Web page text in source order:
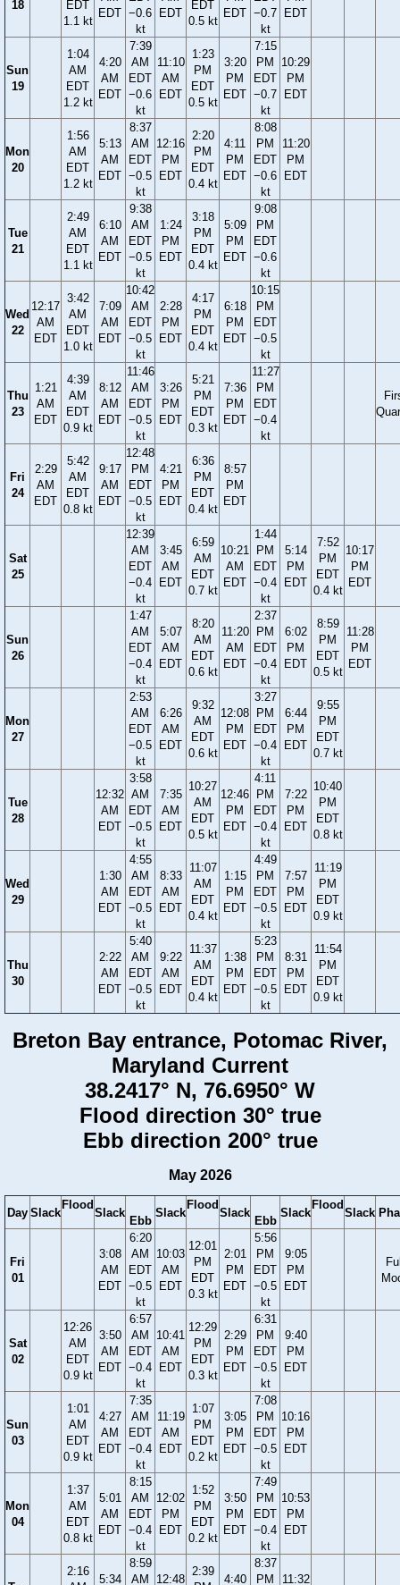
18
EDT
1.1 kt
EDT −0.6
kt
EDT
EDT
0.5 kt
EDT −0.7
kt
EDT
Sun
19
1:04
AM
EDT
1.2 kt
4:20
AM
EDT
7:39
AM
EDT
−0.6
kt
11:10
AM
EDT
1:23
PM
EDT
0.5 kt
3:20
PM
EDT
7:15
PM
EDT
−0.7
kt
10:29
PM
EDT
Mon
20
1:56
AM
EDT
1.2 kt
5:13
AM
EDT
8:37
AM
EDT
−0.5
kt
12:16
PM
EDT
2:20
PM
EDT
0.4 kt
4:11
PM
EDT
8:08
PM
EDT
−0.6
kt
11:20
PM
EDT
Tue
21
2:49
AM
EDT
1.1 kt
6:10
AM
EDT
9:38
AM
EDT
−0.5
kt
1:24
PM
EDT
3:18
PM
EDT
0.4 kt
5:09
PM
EDT
9:08
PM
EDT
−0.6
kt
Wed
22
12:17
AM
EDT
3:42
AM
EDT
1.0 kt
7:09
AM
EDT
10:42
AM
EDT
−0.5
kt
2:28
PM
EDT
4:17
PM
EDT
0.4 kt
6:18
PM
EDT
10:15
PM
EDT
−0.5
kt
Thu
23
1:21
AM
EDT
4:39
AM
EDT
0.9 kt
8:12
AM
EDT
11:46
AM
EDT
−0.5
kt
3:26
PM
EDT
5:21
PM
EDT
0.3 kt
7:36
PM
EDT
11:27
PM
EDT
−0.4
kt
Fri
24
2:29
AM
EDT
5:42
AM
EDT
0.8 kt
9:17
AM
EDT
12:48
PM
EDT
−0.5
kt
4:21
PM
EDT
6:36
PM
EDT
0.4 kt
8:57
PM
EDT
Sat
25
12:39
AM
EDT
−0.4
kt
3:45
AM
EDT
6:59
AM
EDT
0.7 kt
10:21
AM
EDT
1:44
PM
EDT
−0.4
kt
5:14
PM
EDT
7:52
PM
EDT
0.4 kt
10:17
PM
EDT
Sun
26
1:47
AM
EDT
−0.4
kt
5:07
AM
EDT
8:20
AM
EDT
0.6 kt
11:20
AM
EDT
2:37
PM
EDT
−0.4
kt
6:02
PM
EDT
8:59
PM
EDT
0.5 kt
11:28
PM
EDT
Mon
27
2:53
AM
EDT
−0.5
kt
6:26
AM
EDT
9:32
AM
EDT
0.6 kt
12:08
PM
EDT
3:27
PM
EDT
−0.4
kt
6:44
PM
EDT
9:55
PM
EDT
0.7 kt
Tue
28
12:32
AM
EDT
3:58
AM
EDT
−0.5
kt
7:35
AM
EDT
10:27
AM
EDT
0.5 kt
12:46
PM
EDT
4:11
PM
EDT
−0.4
kt
7:22
PM
EDT
10:40
PM
EDT
0.8 kt
Wed
29
1:30
AM
EDT
4:55
AM
EDT
−0.5
kt
8:33
AM
EDT
11:07
AM
EDT
0.4 kt
1:15
PM
EDT
4:49
PM
EDT
−0.5
kt
7:57
PM
EDT
11:19
PM
EDT
0.9 kt
Thu
30
2:22
AM
EDT
5:40
AM
EDT
−0.5
kt
9:22
AM
EDT
11:37
AM
EDT
0.4 kt
1:38
PM
EDT
5:23
PM
EDT
−0.5
kt
8:31
PM
EDT
11:54
PM
EDT
0.9 kt
Breton Bay entrance, Potomac River,
Maryland Current
38.2417° N, 76.6950° W
Flood direction 30° true
Ebb direction 200° true
May 2026
Day Slack
Flood
Slack
Ebb
Slack
Flood
Slack
Ebb
Slack
Flood
Slack
Fri
01
3:08
AM
EDT
6:20
AM
EDT
−0.5
kt
10:03
AM
EDT
12:01
PM
EDT
0.3 kt
2:01
PM
EDT
5:56
PM
EDT
−0.5
kt
9:05
PM
EDT
Sat
02
12:26
AM
EDT
0.9 kt
3:50
AM
EDT
6:57
AM
EDT
−0.4
kt
10:41
AM
EDT
12:29
PM
EDT
0.3 kt
2:29
PM
EDT
6:31
PM
EDT
−0.5
kt
9:40
PM
EDT
Sun
03
1:01
AM
EDT
0.9 kt
4:27
AM
EDT
7:35
AM
EDT
−0.4
kt
11:19
AM
EDT
1:07
PM
EDT
0.2 kt
3:05
PM
EDT
7:08
PM
EDT
−0.5
kt
10:16
PM
EDT
Mon
04
1:37
AM
EDT
0.8 kt
5:01
AM
EDT
8:15
AM
EDT
−0.4
kt
12:02
PM
EDT
1:52
PM
EDT
0.2 kt
3:50
PM
EDT
7:49
PM
EDT
−0.4
kt
10:53
PM
EDT
2:16
5:34
8:59
AM
12:48
2:39
4:40
8:37
PM
11:32